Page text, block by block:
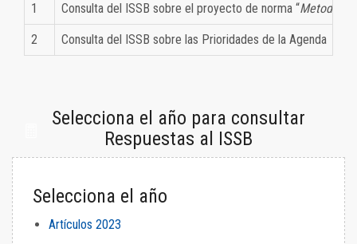
1 Consulta del ISSB sobre el proyecto de norma “
2 Consulta del ISSB sobre las Prioridades de la Agenda
Selecciona el año para consultar
Respuestas al ISSB
Selecciona el año
Artículos 2023